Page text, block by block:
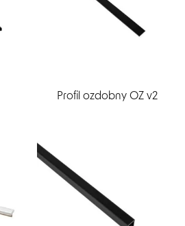
Profil ozdobny OZ v2